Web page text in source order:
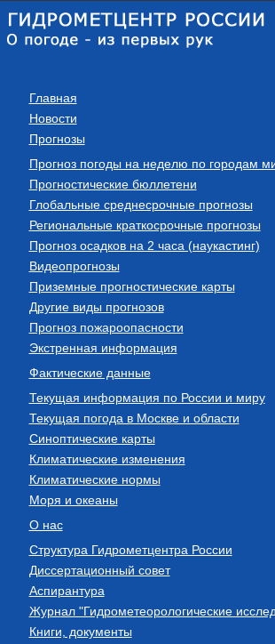
Главная
Новости
Прогнозы
Прогноз погоды на неделю по городам
Прогностические бюллетени
Глобальные среднесрочные прогнозы
Региональные краткосрочные прогнозы
Прогноз осадков на 2 часа (наукастинг)
Видеопрогнозы
Приземные прогностические карты
Другие виды прогнозов
Прогноз пожароопасности
Экстренная информация
Фактические данные
Текущая информация по России и миру
Текущая погода в Москве и области
Синоптические карты
Климатические изменения
Климатические нормы
Моря и океаны
О нас
Структура Гидрометцентра России
Диссертационный совет
Аспирантура
Журнал "Гидрометеорологические
Книги, документы